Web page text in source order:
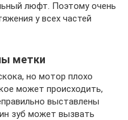
люфт. Поэтому очень
у всех частей
метки
но мотор плохо
может происходить,
выставлены
зуб может вызвать